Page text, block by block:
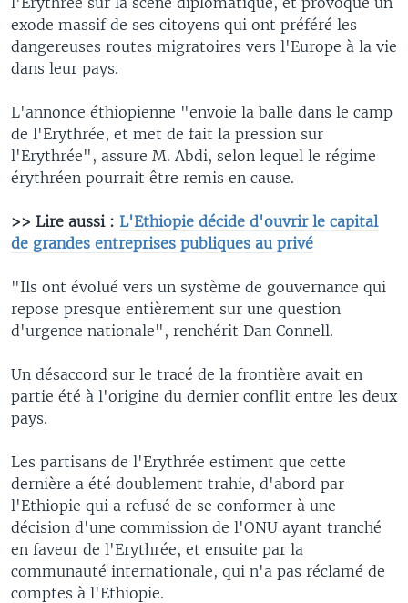
exode massif de ses citoyens qui ont préféré les
dangereuses routes migratoires vers l'Europe à la vie
dans leur pays.
L'annonce éthiopienne "envoie la balle dans le camp
de l'Erythrée, et met de fait la pression sur
l'Erythrée", assure M. Abdi, selon lequel le régime
érythréen pourrait être remis en cause.
>> Lire aussi : L'Ethiopie décide d'ouvrir le capital
de grandes entreprises publiques au privé
"Ils ont évolué vers un système de gouvernance qui
repose presque entièrement sur une question
d'urgence nationale", renchérit Dan Connell.
Un désaccord sur le tracé de la frontière avait en
partie été à l'origine du dernier conflit entre les deux
pays.
Les partisans de l'Erythrée estiment que cette
dernière a été doublement trahie, d'abord par
l'Ethiopie qui a refusé de se conformer à une
décision d'une commission de l'ONU ayant tranché
en faveur de l'Erythrée, et ensuite par la
communauté internationale, qui n'a pas réclamé de
comptes à l'Ethiopie.